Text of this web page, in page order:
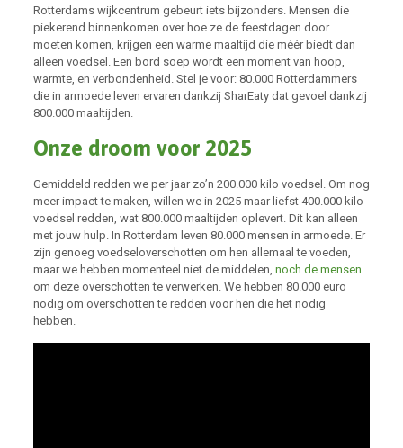
Rotterdams wijkcentrum gebeurt iets bijzonders. Mensen die
piekerend binnenkomen over hoe ze de feestdagen door
moeten komen, krijgen een warme maaltijd die méér biedt dan
alleen voedsel. Een bord soep wordt een moment van hoop,
warmte, en verbondenheid. Stel je voor: 80.000 Rotterdammers
die in armoede leven ervaren dankzij SharEaty dat gevoel dankzij
800.000 maaltijden.
Onze droom voor 2025
Gemiddeld redden we per jaar zo’n 200.000 kilo voedsel. Om nog
meer impact te maken, willen we in 2025 maar liefst 400.000 kilo
voedsel redden, wat 800.000 maaltijden oplevert. Dit kan alleen
met jouw hulp. In Rotterdam leven 80.000 mensen in armoede. Er
zijn genoeg voedseloverschotten om hen allemaal te voeden,
maar we hebben momenteel niet de middelen, noch de mensen
om deze overschotten te verwerken. We hebben 80.000 euro
nodig om overschotten te redden voor hen die het nodig
hebben.